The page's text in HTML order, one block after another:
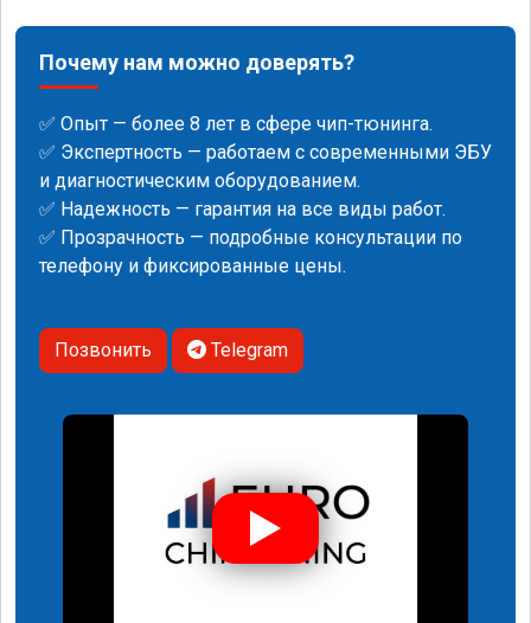
Почему нам можно доверять?
✅ Опыт — более 8 лет в сфере чип-тюнинга.
✅ Экспертность — работаем с современными ЭБУ
и диагностическим оборудованием.
✅ Надежность — гарантия на все виды работ.
✅ Прозрачность — подробные консультации по
телефону и фиксированные цены.
Позвонить Telegram